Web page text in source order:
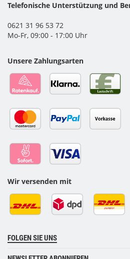
Telefonische Unterstützung und
0621 31 96 53 72
Mo-Fr, 09:00 - 17:00 Uhr
Unsere Zahlungsarten
Wir versenden mit
FOLGEN SIE UNS